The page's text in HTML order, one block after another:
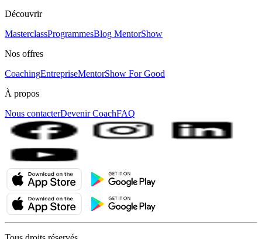
Découvrir
MasterclassProgrammesBlog MentorShow
Nos offres
CoachingEntrepriseMentorShow For Good
À propos
Nous contacterDevenir CoachFAQ